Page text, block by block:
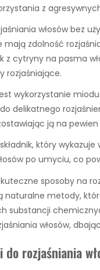
z
włosów bez
zdolność
z cytryny na pasma
rozjaśniające.
wykorzystanie
delikatnego
ją na
który
po umyciu, co
sposoby na
naturalne metody,
substancji
włosów,
rozjaśniania